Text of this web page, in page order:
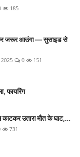
185
जरूर आउंगा — सुसाइड से
0 151
फायरिंग
काटकर उतारा मौत के घाट,...
731